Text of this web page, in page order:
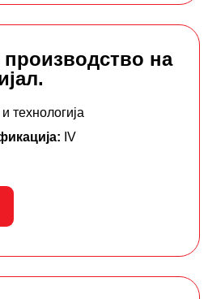
на
технологија
IV